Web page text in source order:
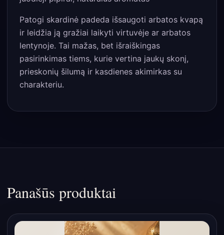
Patogi skardinė padeda išsaugoti arbatos kvapą
ir leidžia ją gražiai laikyti virtuvėje ar arbatos
lentynoje. Tai mažas, bet išraiškingas
pasirinkimas tiems, kurie vertina jaukų skonį,
prieskonių šilumą ir kasdienes akimirkas su
charakteriu.
Panašūs produktai